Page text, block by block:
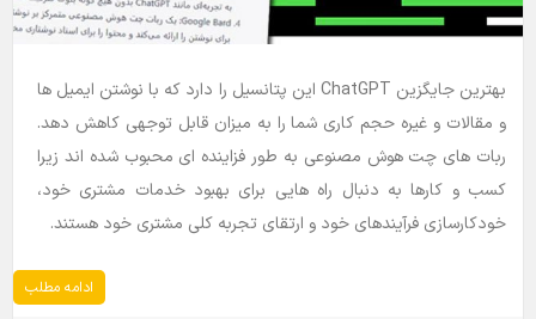
بهترین جایگزین ChatGPT این پتانسیل را دارد که با نوشتن ایمیل ها
و مقالات و غیره حجم کاری شما را به میزان قابل توجهی کاهش دهد.
ربات های چت هوش مصنوعی به طور فزاینده ای محبوب شده اند زیرا
کسب و کارها به دنبال راه هایی برای بهبود خدمات مشتری خود،
خودکارسازی فرآیندهای خود و ارتقای تجربه کلی مشتری خود هستند.
ادامه مطلب